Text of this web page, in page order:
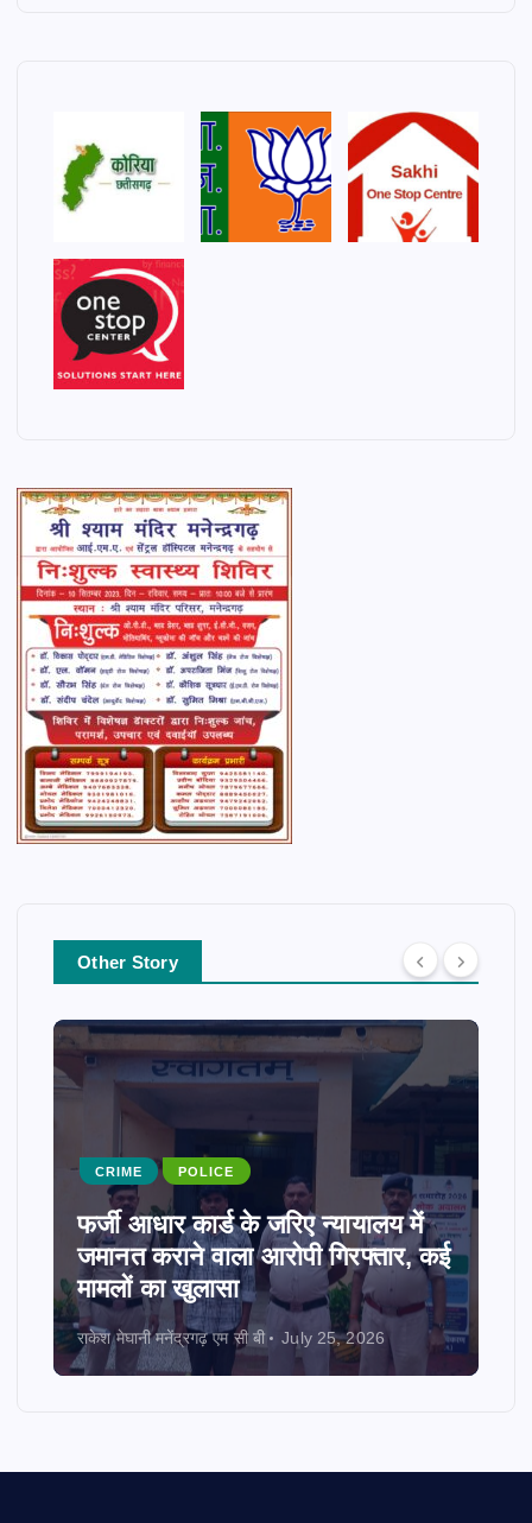
Other Story
UNCATEGORIZED
“शिक्षा ही विकास की असली कुंजी है, और
जब मातृशक्ति कमान संभालती है, तो
बदलाव ऐतिहासिक होता है।”
राकेश मेघानी मनेंद्रगढ़ एम सी बी July 24, 2026